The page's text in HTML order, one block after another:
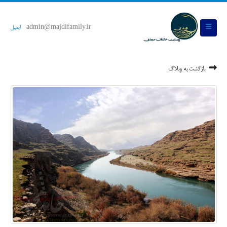
admin@majdifamily.ir ایمیل
بازگشت به وبلاگ